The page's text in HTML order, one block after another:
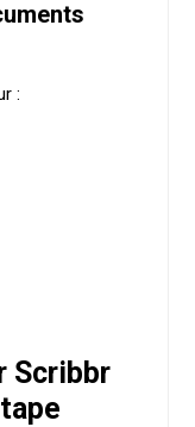
:
Scribbr